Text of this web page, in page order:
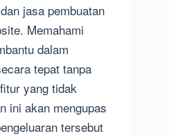
jasa pembuatan
Memahami
dalam
tepat tanpa
yang tidak
ini akan mengupas
tersebut